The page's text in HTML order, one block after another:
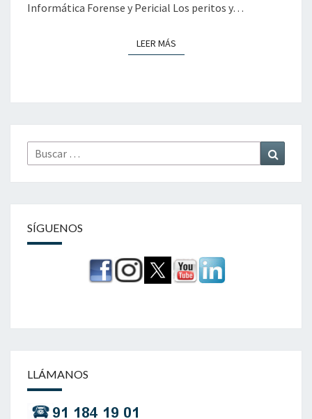
Informática Forense y Pericial Los peritos y…
LEER MÁSLEER MÁS
Buscar
por:
SÍGUENOS
LLÁMANOS